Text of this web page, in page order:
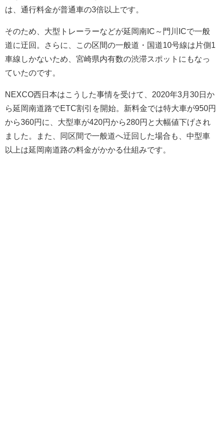
は、通行料金が普通車の3倍以上です。
そのため、大型トレーラーなどが延岡南IC～門川ICで一般
道に迂回。さらに、この区間の一般道・国道10号線は片側1
車線しかないため、宮崎県内有数の渋滞スポットにもなっ
ていたのです。
NEXCO西日本はこうした事情を受けて、2020年3月30日か
ら延岡南道路でETC割引を開始。新料金では特大車が950円
から360円に、大型車が420円から280円と大幅値下げされ
ました。また、同区間で一般道へ迂回した場合も、中型車
以上は延岡南道路の料金がかかる仕組みです。